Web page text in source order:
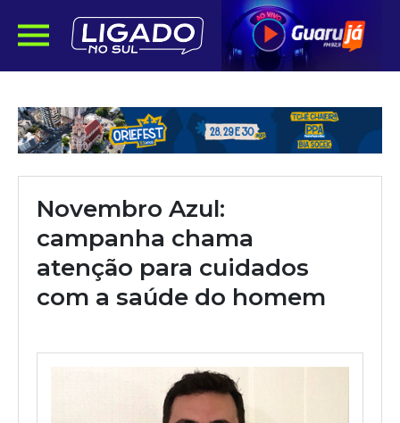
Novembro Azul:
campanha chama
atenção para cuidados
com a saúde do homem